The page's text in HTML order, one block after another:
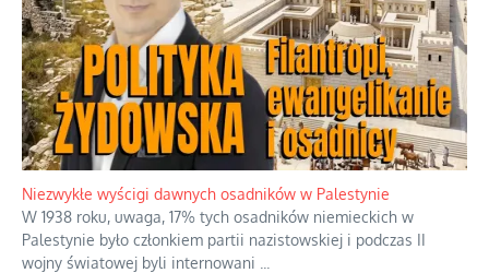
Niezwykłe wyścigi dawnych osadników w Palestynie
W 1938 roku, uwaga, 17% tych osadników niemieckich w
Palestynie było członkiem partii nazistowskiej i podczas II
wojny światowej byli internowani